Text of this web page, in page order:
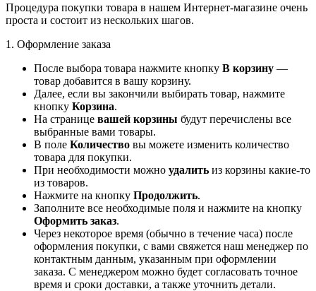
Процедура покупки товара в нашем Интернет-магазине очень
проста и состоит из нескольких шагов.
1. Оформление заказа
После выбора товара нажмите кнопку В корзину —
товар добавится в вашу корзину.
Далее, если вы закончили выбирать товар, нажмите
кнопку Корзина.
На странице вашей корзины будут перечислены все
выбранные вами товары.
В поле Количество вы можете изменить количество
товара для покупки.
При необходимости можно удалить из корзины какие-то
из товаров.
Нажмите на кнопку Продолжить.
Заполните все необходимые поля и нажмите на кнопку
Оформить заказ.
Через некоторое время (обычно в течение часа) после
оформления покупки, с вами свяжется наш менеджер по
контактным данным, указанным при оформлении
заказа. С менеджером можно будет согласовать точное
время и сроки доставки, а также уточнить детали.